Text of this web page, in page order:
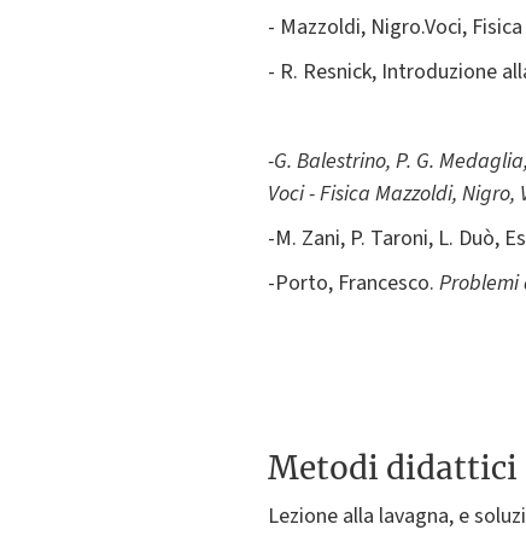
- Mazzoldi, Nigro.Voci, Fisica
- R. Resnick, Introduzione
-G. Balestrino, P. G.
Voci - Fisica Mazzoldi, Nigro,
-M. Zani, P. Taroni, L. Duò,
-Porto, Francesco. Problemi
Metodi didattici
Lezione alla lavagna, e